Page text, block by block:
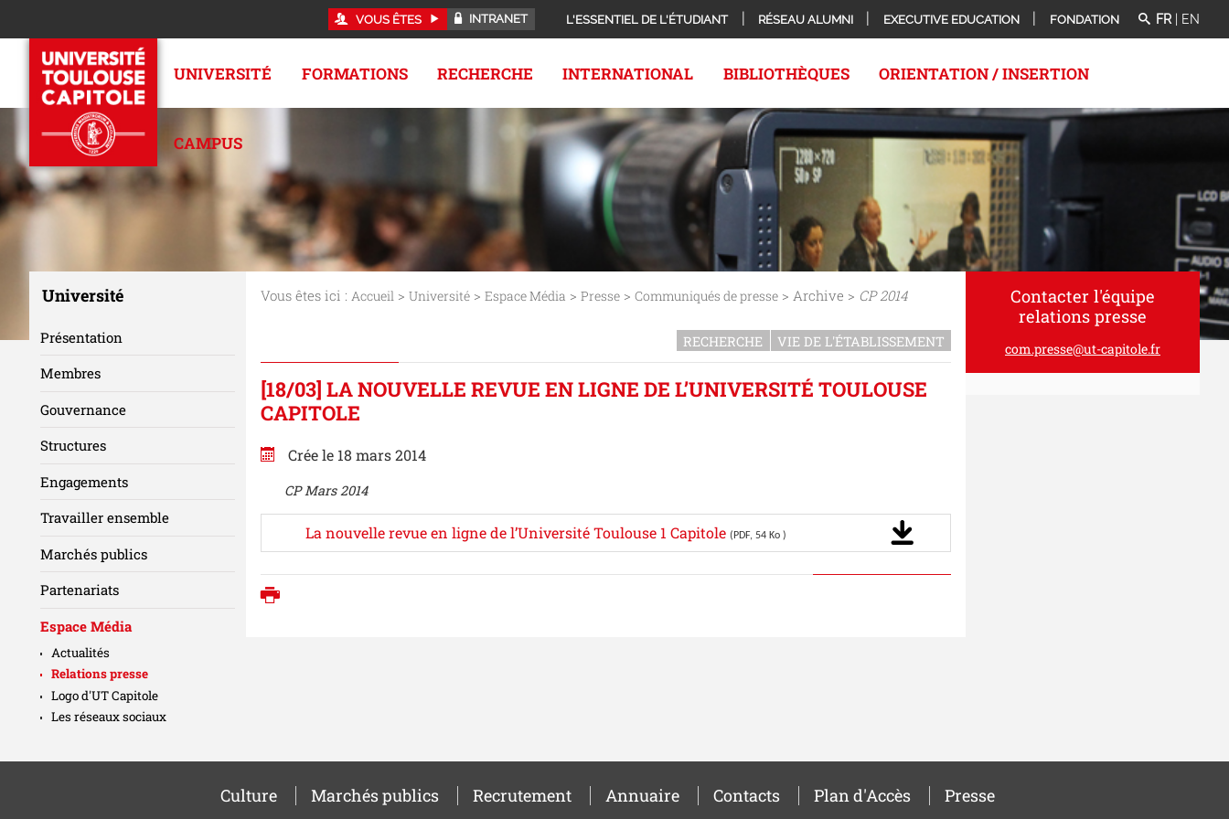
VOUS ÊTES INTRANET L'ESSENTIEL DE L'ÉTUDIANT RÉSEAU ALUMNI EXECUTIVE EDUCATION FONDATION FR EN
UNIVERSITÉ FORMATIONS RECHERCHE INTERNATIONAL BIBLIOTHÈQUES ORIENTATION / INSERTION
CAMPUS
Vous êtes ici : Accueil> Université> Espace Média > Presse> Communiqués de presse> Archive > CP 2014
RECHERCHE VIE DE L'ÉTABLISSEMENT
[18/03] LA NOUVELLE REVUE EN LIGNE DE L’UNIVERSITÉ TOULOUSE
CAPITOLE
Crée le 18 mars 2014
CP Mars 2014
La nouvelle revue en ligne de l’Université Toulouse 1 Capitole (PDF, 54 Ko )
Contacter l'équipe
relations presse
com.presse@ut-capitole.fr
Université
Présentation
Membres
Gouvernance
Structures
Engagements
Travailler ensemble
Marchés publics
Partenariats
Espace Média
Actualités
Relations presse
Logo d'UT Capitole
Les réseaux sociaux
Culture Marchés publics Recrutement Annuaire Contacts Plan d'Accès Presse